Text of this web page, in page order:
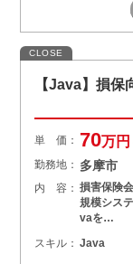
CLOSE
【Java】損
単 価： 70万円
勤務地： 多摩市
内 容： 損害保険
規模シス
vaを…
スキル： Java